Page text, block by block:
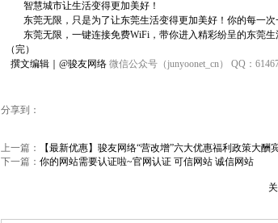
智慧城市让生活变得更加美好！
东莞无限，只是为了让东莞生活变得更加美好！你的每一
东莞无限，一键连接免费WiFi ，带你进入精彩纷呈的东莞生
（完）
撰文编辑｜ @骏友网络 微信公众号 （junyoonet_cn） QQ ：
分享到：
上一篇：
【最新优惠】骏友网络“营改增”六大优惠福利政策大酬
下一篇： 你的网站需要认证啦~官网认证 可信网站 诚信网站